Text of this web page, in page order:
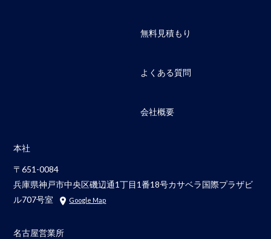
無料見積もり
よくある質問
会社概要
本社
〒651-0084
兵庫県神戸市中央区磯辺通1丁目1番18号カサベラ国際プラザビ
ル707号室
Google Map
名古屋営業所